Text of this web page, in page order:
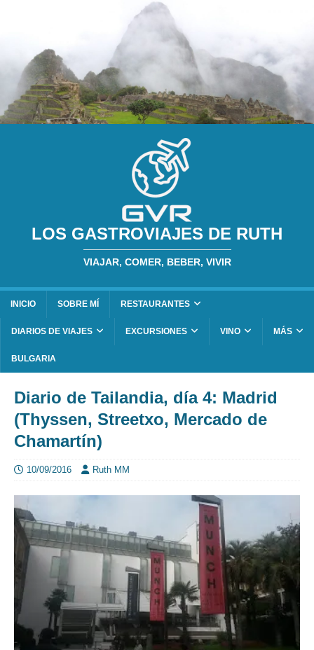
LOS GASTROVIAJES DE RUTH
VIAJAR, COMER, BEBER, VIVIR
INICIO SOBRE MÍ RESTAURANTES
DIARIOS DE VIAJES EXCURSIONES VINO MÁS
BULGARIA
Diario de Tailandia, día 4: Madrid
(Thyssen, Streetxo, Mercado de
Chamartín)
10/09/2016 Ruth MM